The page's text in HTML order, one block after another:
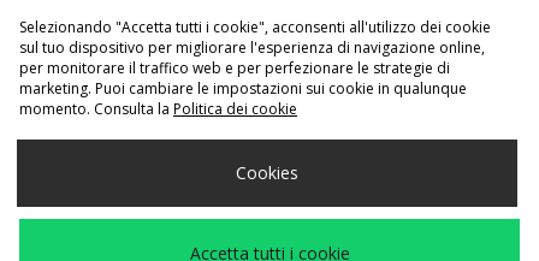
Scegli Il Tuo Paese
Accettiamo i seguenti metodi di pagamento
Selezionando "Accetta tutti i cookie", acconsenti all'utilizzo dei cookie
sul tuo dispositivo per migliorare l'esperienza di navigazione online,
per monitorare il traffico web e per perfezionare le strategie di
marketing. Puoi cambiare le impostazioni sui cookie in qualunque
momento. Consulta la Politica dei cookie
Cookies
Accetta tutti i cookie